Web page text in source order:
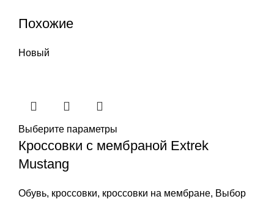
Похожие
Новый
Выберите параметры
Кроссовки с мембраной Extrek
Mustang
Обувь, кроссовки, кроссовки на мембране, Выбор